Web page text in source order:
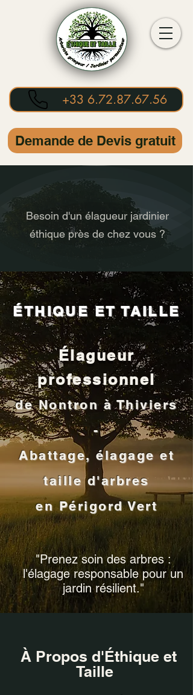
+33 6.72.87.67.56
Demande de Devis gratuit
Besoin d'un élagueur jardinier
éthique près de chez vous ?
ÉTHIQUE ET TAILLE
Élagueur
professionnel
de Nontron à Thiviers
-
Abattage, élagage et
taille d'arbres
en Périgord Vert
"Prenez soin des arbres :
l'élagage responsable pour un
jardin résilient."
À Propos d'Éthique et
Taille